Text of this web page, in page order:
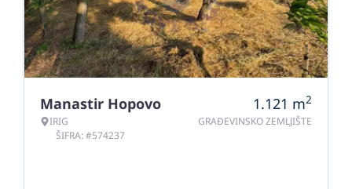
Manastir Hopovo
IRIG
ŠIFRA: #574237
1.121 m2
GRAĐEVINSKO ZEMLJIŠTE